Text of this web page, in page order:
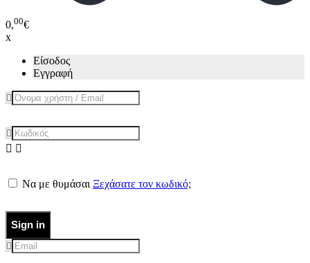
0,00€
x
Είσοδος
Εγγραφή
Να με θυμάσαι Ξεχάσατε τον κωδικό;
Sign in